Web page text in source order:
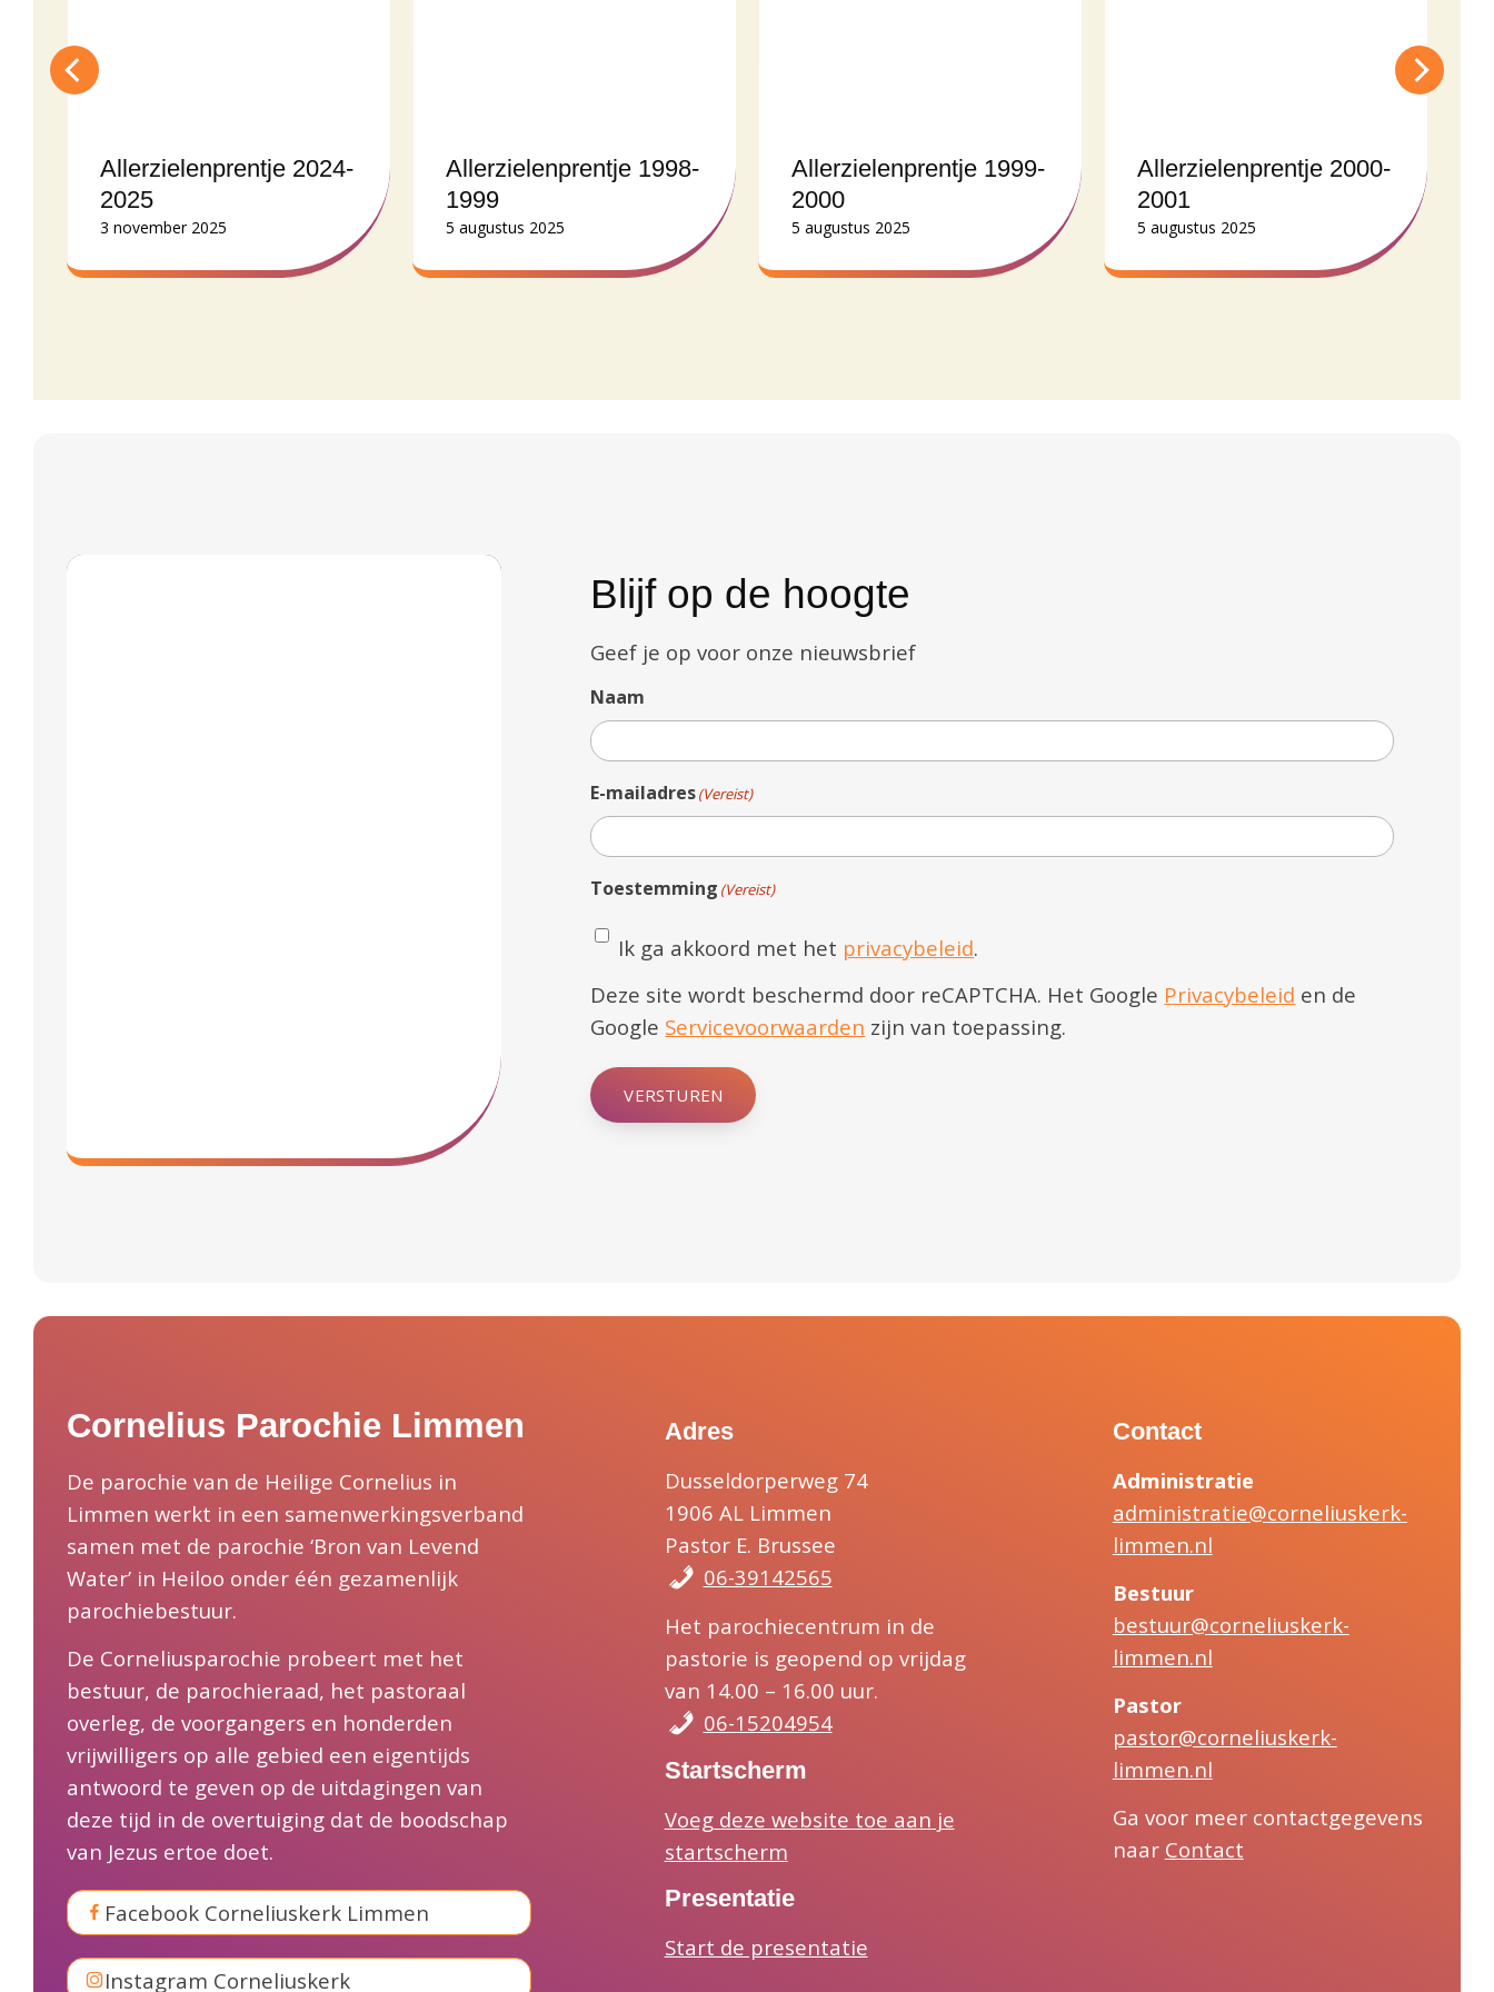
Allerzielenprentje 2024-
2025
3 november 2025
Allerzielenprentje 1998-
1999
5 augustus 2025
Allerzielenprentje 1999-
2000
5 augustus 2025
Allerzielenprentje 2000-
2001
5 augustus 2025
Blijf op de hoogte
Geef je op voor onze nieuwsbrief
Naam
E-mailadres(Vereist)
Toestemming (Vereist)
Ik ga akkoord met het privacybeleid.
Deze site wordt beschermd door reCAPTCHA. Het Google Privacybeleid en de
Google Servicevoorwaarden zijn van toepassing.
VERSTUREN
Cornelius Parochie Limmen
De parochie van de Heilige Cornelius in
Limmen werkt in een samenwerkingsverband
samen met de parochie ‘Bron van Levend
Water’ in Heiloo onder één gezamenlijk
parochiebestuur.
De Corneliusparochie probeert met het
bestuur, de parochieraad, het pastoraal
overleg, de voorgangers en honderden
vrijwilligers op alle gebied een eigentijds
antwoord te geven op de uitdagingen van
deze tijd in de overtuiging dat de boodschap
van Jezus ertoe doet.
Facebook Corneliuskerk Limmen
Instagram Corneliuskerk
Adres
Dusseldorperweg 74
1906 AL Limmen
Pastor E. Brussee
06-39142565
Het parochiecentrum in de
pastorie is geopend op vrijdag
van 14.00 – 16.00 uur.
06-15204954
Startscherm
Voeg deze website toe aan je
startscherm
Presentatie
Start de presentatie
Contact
Administratie
administratie@corneliuskerk-
limmen.nl
Bestuur
bestuur@corneliuskerk-
limmen.nl
Pastor
pastor@corneliuskerk-
limmen.nl
Ga voor meer contactgegevens
naar Contact